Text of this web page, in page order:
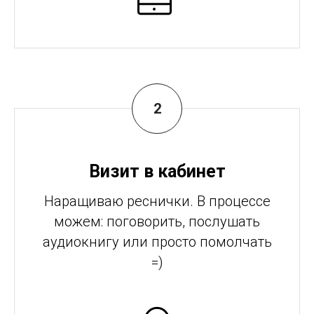
Визит в кабинет
Наращиваю реснички. В процессе
можем: поговорить, послушать
аудиокнигу или просто помолчать
=)